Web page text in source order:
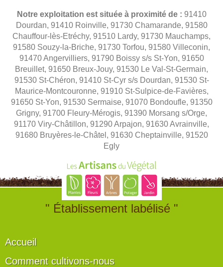
Notre exploitation est située à proximité de : 91410
Dourdan, 91410 Roinville, 91730 Chamarande, 91580
Chauffour-lès-Etréchy, 91510 Lardy, 91730 Mauchamps,
91580 Souzy-la-Briche, 91730 Torfou, 91580 Villeconin,
91470 Angervilliers, 91790 Boissy s/s St-Yon, 91650
Breuillet, 91650 Breux-Jouy, 91530 Le Val-St-Germain,
91530 St-Chéron, 91410 St-Cyr s/s Dourdan, 91530 St-
Maurice-Montcouronne, 91910 St-Sulpice-de-Favières,
91650 St-Yon, 91530 Sermaise, 91070 Bondoufle, 91350
Grigny, 91700 Fleury-Mérogis, 91390 Morsang s/Orge,
91170 Viry-Châtillon, 91290 Arpajon, 91630 Avrainville,
91680 Bruyères-le-Châtel, 91630 Cheptainville, 91520
Egly
" Établissement labélisé "
Accueil
Comment cultivons-nous